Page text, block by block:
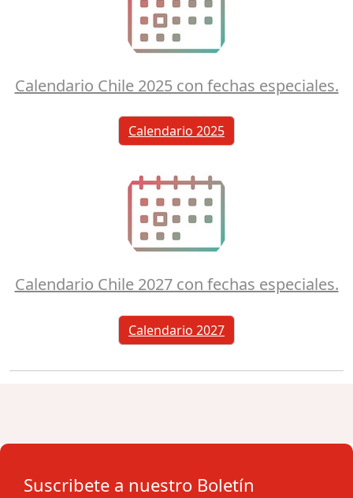
Calendario Chile 2025 con fechas especiales.
Calendario 2025
Calendario Chile 2027 con fechas especiales.
Calendario 2027
Suscribete a nuestro Boletín